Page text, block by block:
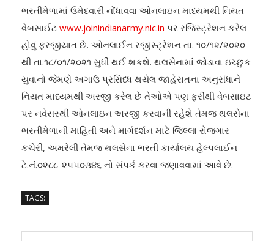
ભરતીમેળામાં ઉમેદવારી નોંધાવવા ઓનલાઇન માધ્યમથી નિયત
વેબસાઈટ www.joinindianarmy.nic.in પર રજિસ્ટ્રેશન કરેલ
હોવું ફરજીયાત છે. ઓનલાઈન રજીસ્ટ્રેશન તા. ૧૦/૧૨/૨૦૨૦
થી તા.૧૮/૦૧/૨૦૨૧ સુધી થઈ શકશે. થલસેનામાં જોડાવા ઇચ્છુક
યુવાનો જેમણે અગાઉ પ્રસિધ્ધ થયેલ જાહેરાતના અનુસંધાને
નિયત માધ્યમથી અરજી કરેલ છે તેઓએ પણ ફરીથી વેબસાઇટ
પર નવેસરથી ઓનલાઇન અરજી કરવાની રહેશે તેમજ થલસેના
ભરતીમેળાની માહિતી અને માર્ગદર્શન માટે જિલ્લા રોજગાર
કચેરી, અમરેલી તેમજ થલસેના ભરતી કાર્યાલય હેલ્પલાઈન
ટે.નં.૦૨૮૮-૨૫૫૦૩૪૬ નો સંપર્ક કરવા જણાવવામાં આવે છે.
TAGS: